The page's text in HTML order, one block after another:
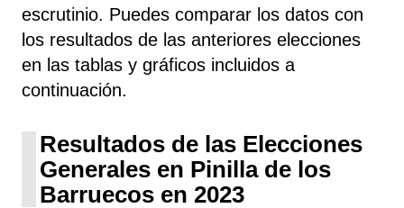
escrutinio. Puedes comparar los datos con
los resultados de las anteriores elecciones
en las tablas y gráficos incluidos a
continuación.
Resultados de las Elecciones
Generales en Pinilla de los
Barruecos en 2023